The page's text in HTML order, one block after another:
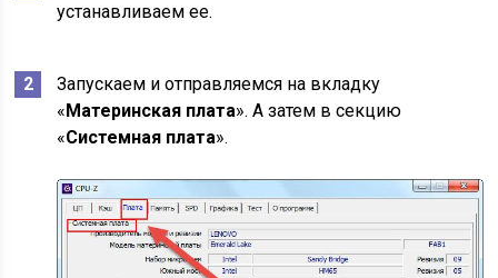
устанавливаем ее.
Запускаем и отправляемся на вкладку
« Материнская плата». А затем в секцию
«Системная плата».